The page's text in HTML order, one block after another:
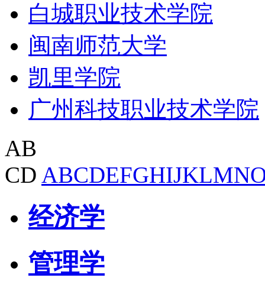
白城职业技术学院
闽南师范大学
凯里学院
广州科技职业技术学院
AB
CD ABCDEFGHIJKLMN
经济学
管理学